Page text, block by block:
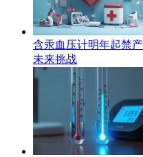
含汞血压计明年起禁
未来挑战